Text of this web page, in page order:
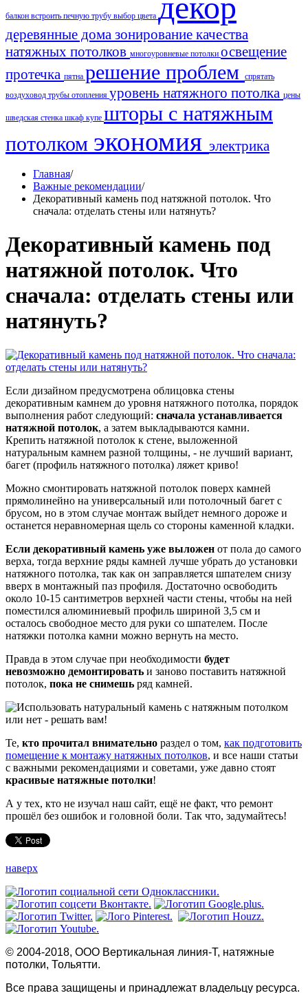
балкон встроить печную трубу выбор цвета
деревянные дома зонирование качества
натяжных потолков многоуровневые потолки освещение
протечка пятна решение проблем спрятать
воздуховод трубы отопления уровень натяжного потолка цены
шведская стенка шкаф купе шторы с натяжным
потолком экономия электрика
Главная/
Важные рекомендации/
Декоративный камень под натяжной потолок. Что
сначала: отделать стены или натянуть?
Декоративный камень под
натяжной потолок. Что
сначала: отделать стены или
натянуть?
Если дизайном предусмотрена облицовка стены
декоративным камнем до уровня натяжного потолка, порядок
выполнения работ следующий: сначала устанавливается
натяжной потолок, а затем выкладываются камни.
Крепить натяжной потолок к стене, выложенной
натуральным камнем разной толщины, - не лучший вариант,
багет (профиль натяжного потолка) ляжет криво!
Можно смонтировать натяжной потолок поверх камней
прямолинейно на универсальный или потолочный багет с
брусом, но в этом случае монтаж выйдет немного дороже и
останется неравномерная щель со стороны каменной кладки.
Если декоративный камень уже выложен от пола до самого
верха, тогда верхние ряды камней лучше убрать до установки
натяжного потолка, так как он заправляется шпателем снизу
вверх в монтажный паз профиля. Достаточно освободить
около 10-15 сантиметров верхней части стены, чтобы на ней
поместился алюминиевый профиль шириной 3,5 см и
осталось свободное место для руки со шпателем. После
натяжки потолка камни можно вернуть на место.
Правда в этом случае при необходимости будет
невозможно демонтировать и заново поставить натяжной
потолок, пока не снимешь ряд камней.
Те, кто прочитал внимательно раздел о том, как подготовить
помещение к монтажу натяжных потолков, и все наши статьи
с важными рекомендациями и советами, уже давно стоят
красивые натяжные потолки!
А у тех, кто не изучал наш сайт, ещё не факт, что ремонт
прошёл без ошибок и головной боли. Так что, задумайтесь!
наверх
© 2004-2018, ООО Вертикальная линия-Т, натяжные
потолки, Тольятти.
Все права защищены и принадлежат владельцу ресурса.